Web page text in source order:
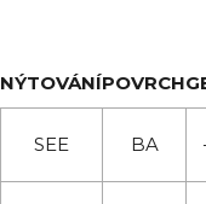
NÝTOVÁNÍPOVRCH
SEE BA